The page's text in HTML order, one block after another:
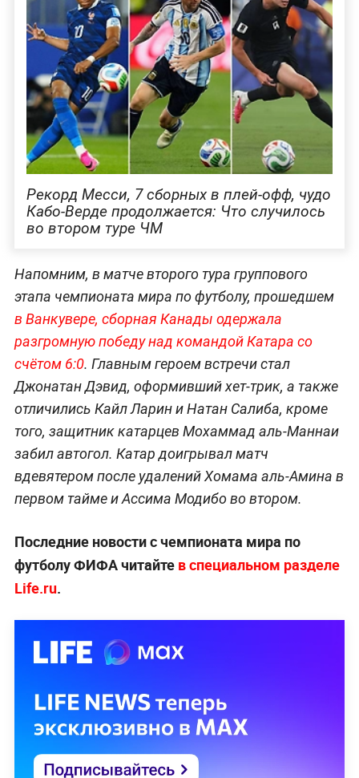
Рекорд Месси, 7 сборных в плей-офф, чудо
Кабо-Верде продолжается: Что случилось
во втором туре ЧМ
Напомним, в матче второго тура группового
этапа чемпионата мира по футболу, прошедшем
в Ванкувере, сборная Канады одержала
разгромную победу над командой Катара со
счётом 6:0. Главным героем встречи стал
Джонатан Дэвид, оформивший хет-трик, а также
отличились Кайл Ларин и Натан Салиба, кроме
того, защитник катарцев Мохаммад аль-Маннаи
забил автогол. Катар доигрывал матч
вдевятером после удалений Хомама аль-Амина в
первом тайме и Ассима Модибо во втором.
Последние новости с чемпионата мира по
футболу ФИФА читайте в специальном разделе
Life.ru.